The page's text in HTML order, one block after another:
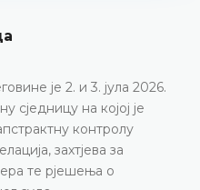
Уставни суд Босне и
пленарну сједницу 2.
ДЕТАЉНИЈЕ